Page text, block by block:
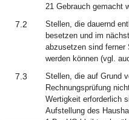
21 Gebrauch gemacht
7.2
Stellen, die dauernd
besetzen und im
abzusetzen sind ferner
werden können (vgl.
7.3
Stellen, die auf Grund
Rechnungsprüfung
Wertigkeit erforderlich
Aufstellung des